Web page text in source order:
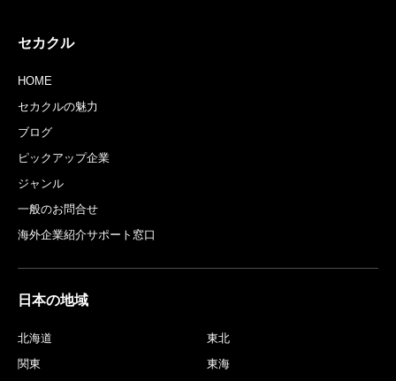
セカクル
HOME
セカクルの魅力
ブログ
ピックアップ企業
ジャンル
一般のお問合せ
海外企業紹介サポート窓口
日本の地域
北海道
東北
関東
東海